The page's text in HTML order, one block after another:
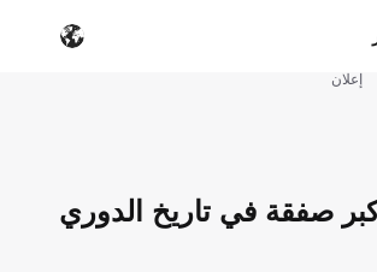
إعلان
صفقة في تاريخ الدوري